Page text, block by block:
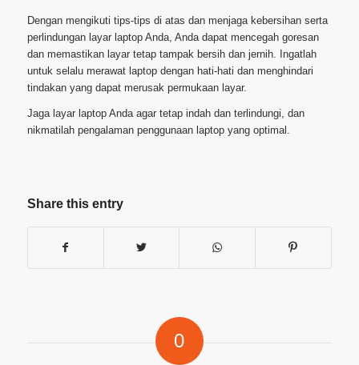
Dengan mengikuti tips-tips di atas dan menjaga kebersihan serta
perlindungan layar laptop Anda, Anda dapat mencegah goresan
dan memastikan layar tetap tampak bersih dan jernih. Ingatlah
untuk selalu merawat laptop dengan hati-hati dan menghindari
tindakan yang dapat merusak permukaan layar.
Jaga layar laptop Anda agar tetap indah dan terlindungi, dan
nikmatilah pengalaman penggunaan laptop yang optimal.
Share this entry
0